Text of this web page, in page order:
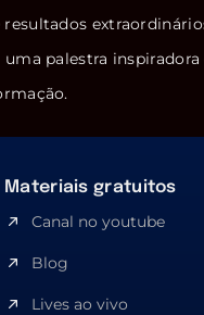
palestra
Materiais gratuitos
Canal no youtube
Blog
Lives ao vivo